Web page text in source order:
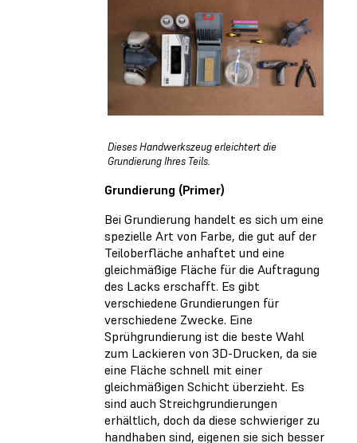
Dieses Handwerkszeug erleichtert die
Grundierung Ihres Teils.
Grundierung (Primer)
Bei Grundierung handelt es sich um eine
spezielle Art von Farbe, die gut auf der
Teiloberfläche anhaftet und eine
gleichmäßige Fläche für die Auftragung
des Lacks erschafft. Es gibt
verschiedene Grundierungen für
verschiedene Zwecke. Eine
Sprühgrundierung ist die beste Wahl
zum Lackieren von 3D-Drucken, da sie
eine Fläche schnell mit einer
gleichmäßigen Schicht überzieht. Es
sind auch Streichgrundierungen
erhältlich, doch da diese schwieriger zu
handhaben sind, eigenen sie sich besser